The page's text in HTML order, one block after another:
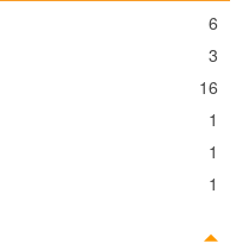
6
3
16
1
1
1